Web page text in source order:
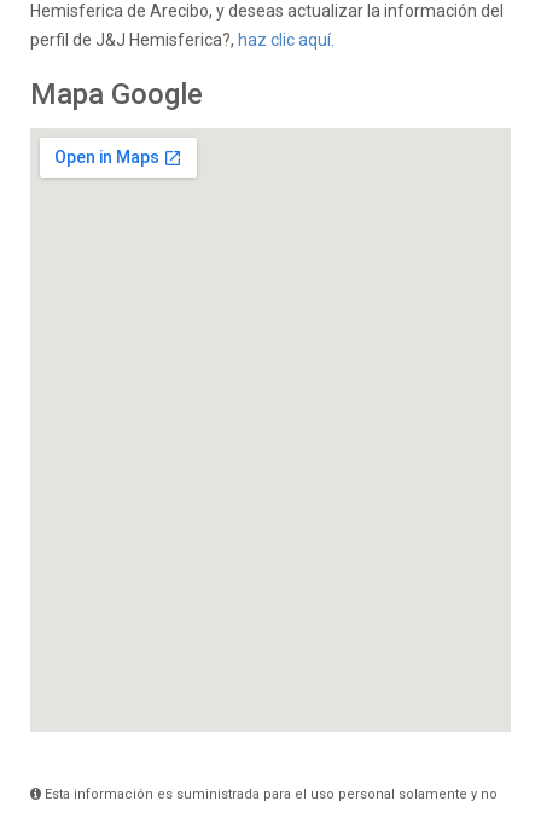
Hemisferica de Arecibo, y deseas actualizar la información del
perfil de J&J Hemisferica?, haz clic aquí.
Mapa Google
Esta información es suministrada para el uso personal solamente y no